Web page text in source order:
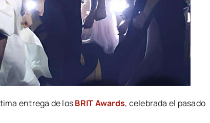
entrega de losBRIT Awards, celebrada el pasado